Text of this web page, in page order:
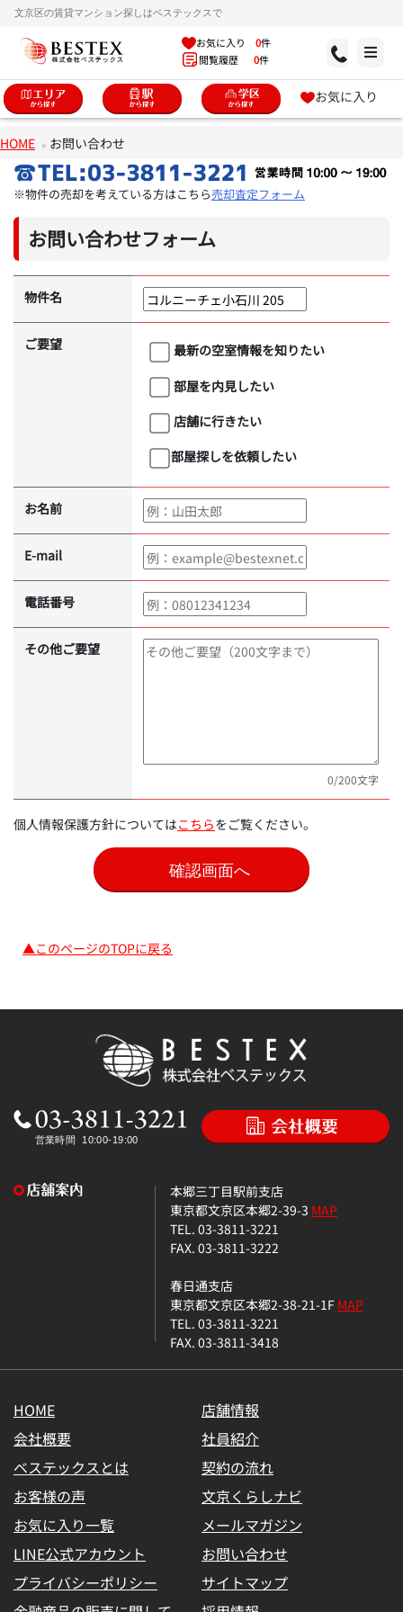
文京区の賃貸マンション探しはベステックスで
お気に入り 0件
閲覧履歴 0件
お気に入り
HOME お問い合わせ
※物件の売却を考えている方はこちら売却査定フォーム
お問い合わせフォーム
物件名
ご要望
最新の空室情報を知りたい
部屋を内見したい
店舗に行きたい
部屋探しを依頼したい
お名前
E-mail
電話番号
その他ご要望
0/200文字
個人情報保護方針についてはこちらをご覧ください。
▲このページのTOPに戻る
本郷三丁目駅前支店
東京都文京区本郷2-39-3 MAP
TEL. 03-3811-3221
FAX. 03-3811-3222
春日通支店
東京都文京区本郷2-38-21-1FMAP
TEL. 03-3811-3221
FAX. 03-3811-3418
HOME
店舗情報
会社概要
社員紹介
ベステックスとは
契約の流れ
お客様の声
文京くらしナビ
お気に入り一覧
メールマガジン
LINE公式アカウント
お問い合わせ
プライバシーポリシー
サイトマップ